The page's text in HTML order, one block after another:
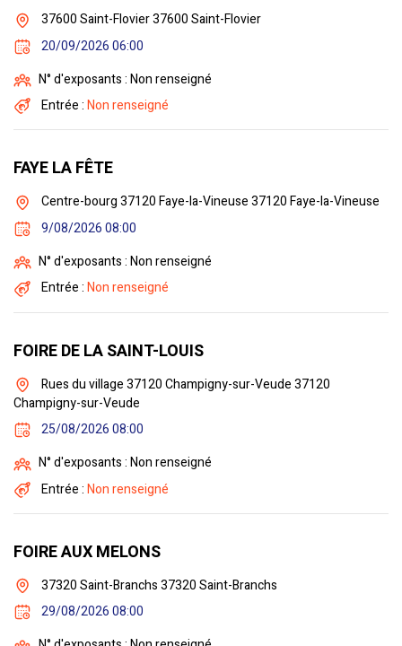
37600 Saint-Flovier 37600 Saint-Flovier
20/09/2026 06:00
N° d'exposants : Non renseigné
Entrée :Non renseigné
FAYE LA FÊTE
Centre-bourg 37120 Faye-la-Vineuse 37120 Faye-la-Vineuse
9/08/2026 08:00
N° d'exposants : Non renseigné
Entrée :Non renseigné
FOIRE DE LA SAINT-LOUIS
Rues du village 37120 Champigny-sur-Veude 37120
Champigny-sur-Veude
25/08/2026 08:00
N° d'exposants : Non renseigné
Entrée :Non renseigné
FOIRE AUX MELONS
37320 Saint-Branchs 37320 Saint-Branchs
29/08/2026 08:00